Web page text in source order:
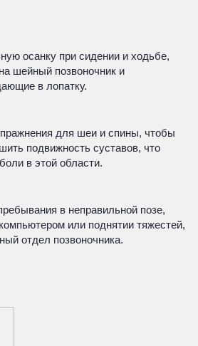
осанку при сидении и ходьбе,
шейный позвоночник и
в лопатку.
для шеи и спины, чтобы
подвижность суставов, что
в этой области.
в неправильной позе,
или поднятии тяжестей,
отдел позвоночника.